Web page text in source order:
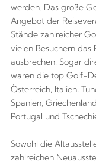
werden. Das große
Angebot der
Stände zahlreicher
vielen Besuchern das
ausbrechen. Sogar
waren die top Golf-
Österreich, Italien,
Spanien,
Portugal und
Sowohl die
zahlreichen